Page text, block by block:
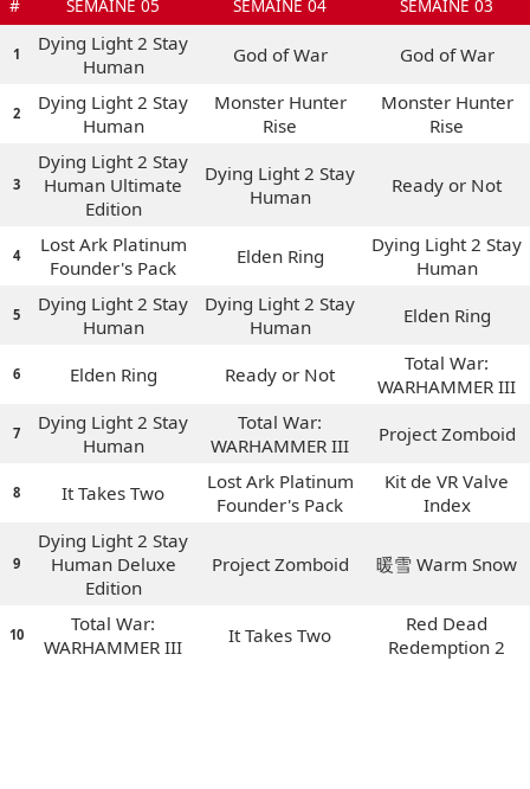
# SEMAINE 05 SEMAINE 04 SEMAINE 03
1
Dying Light 2 Stay
Human
God of War God of War
2
Dying Light 2 Stay
Human
Monster Hunter
Rise
Monster Hunter
Rise
3
Dying Light 2 Stay
Human Ultimate
Edition
Dying Light 2 Stay
Human
Ready or Not
4
Lost Ark Platinum
Founder's Pack
Elden Ring
Dying Light 2 Stay
Human
5
Dying Light 2 Stay
Human
Dying Light 2 Stay
Human
Elden Ring
6 Elden Ring Ready or Not
Total War:
WARHAMMER III
7
Dying Light 2 Stay
Human
Total War:
WARHAMMER III
Project Zomboid
8 It Takes Two
Lost Ark Platinum
Founder's Pack
Kit de VR Valve
Index
9
Dying Light 2 Stay
Human Deluxe
Edition
Project Zomboid 暖雪 Warm Snow
10
Total War:
WARHAMMER III
It Takes Two
Red Dead
Redemption 2